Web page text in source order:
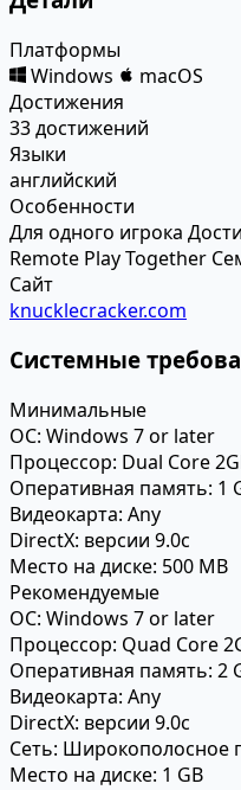
Платформы
Windows
macOS
Достижения
33 достижений
Языки
английский
Особенности
Для одного игрока
Remote Play Together
Сайт
knucklecracker.com
Системные
Минимальные
ОС: Windows 7 or later
Процессор: Dual Core
Оперативная память: 1
Видеокарта: Any
DirectX: версии 9.0c
Место на диске: 500 MB
Рекомендуемые
ОС: Windows 7 or later
Процессор: Quad Core
Оперативная память: 2
Видеокарта: Any
DirectX: версии 9.0c
Сеть: Широкополосное
Место на диске: 1 GB